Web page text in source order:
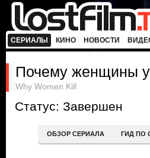
СЕРИАЛЫ КИНО НОВОСТИ
Почему женщины
Why Women Kill
Статус: Завершен
ОБЗОР СЕРИАЛА ГИД ПО